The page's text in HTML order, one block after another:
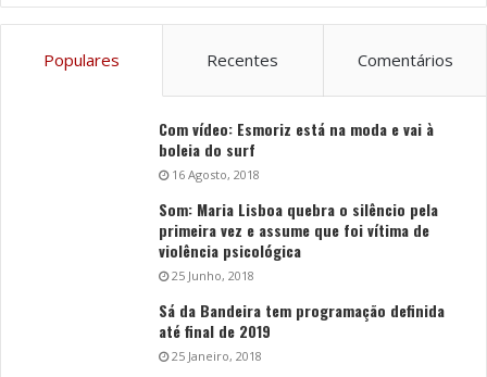
Populares Recentes Comentários
Com vídeo: Esmoriz está na moda e vai à
boleia do surf
16 Agosto, 2018
Som: Maria Lisboa quebra o silêncio pela
primeira vez e assume que foi vítima de
violência psicológica
25 Junho, 2018
Sá da Bandeira tem programação definida
até final de 2019
25 Janeiro, 2018